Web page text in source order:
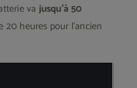
va jusqu’à 50
20 heures pour l’ancien